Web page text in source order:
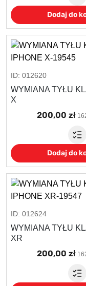
Dodaj do
ID: 012620
WYMIANA TYŁU
X
200,00 zł
Dodaj do
ID: 012624
WYMIANA TYŁU
XR
200,00 zł